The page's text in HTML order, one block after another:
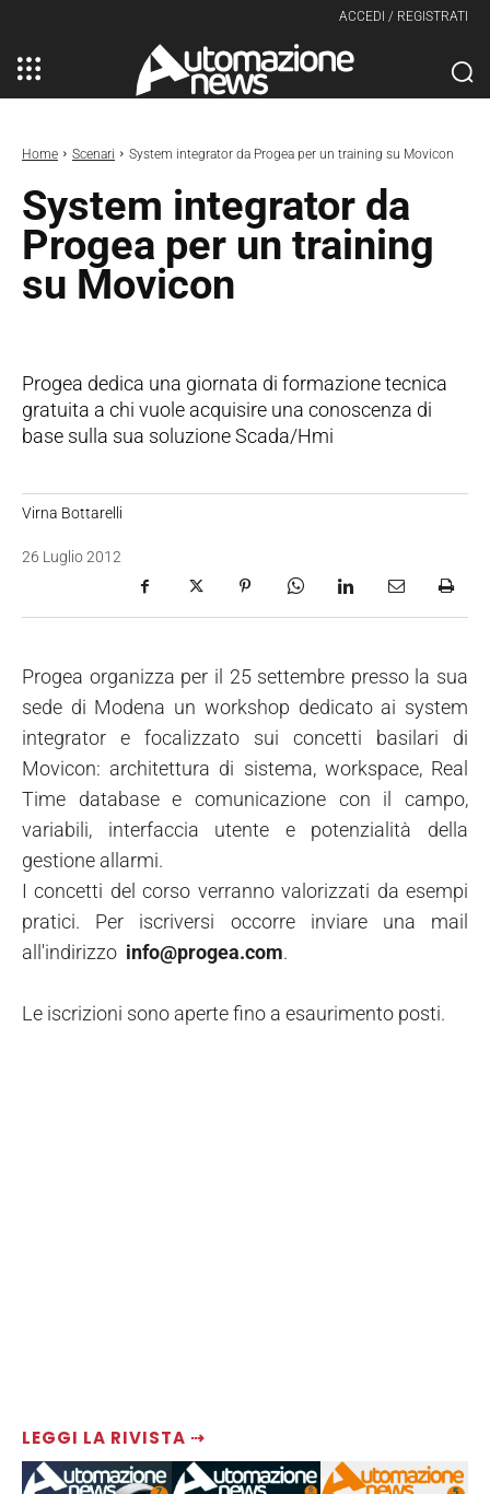
ACCEDI / REGISTRATI
Home Scenari System integrator da Progea per un training su Movicon
System integrator da
Progea per un training
su Movicon
Progea dedica una giornata di formazione tecnica
gratuita a chi vuole acquisire una conoscenza di
base sulla sua soluzione Scada/Hmi
LEGGI LA RIVISTA ⇢
Virna Bottarelli
26 Luglio 2012
Progea organizza per il 25 settembre presso la sua
sede di Modena un workshop dedicato ai system
integrator e focalizzato sui concetti basilari di
Movicon: architettura di sistema, workspace, Real
Time database e comunicazione con il campo,
variabili, interfaccia utente e potenzialità della
gestione allarmi.
I concetti del corso verranno valorizzati da esempi
pratici. Per iscriversi occorre inviare una mail
all'indirizzo info@progea.com.
Le iscrizioni sono aperte fino a esaurimento posti.